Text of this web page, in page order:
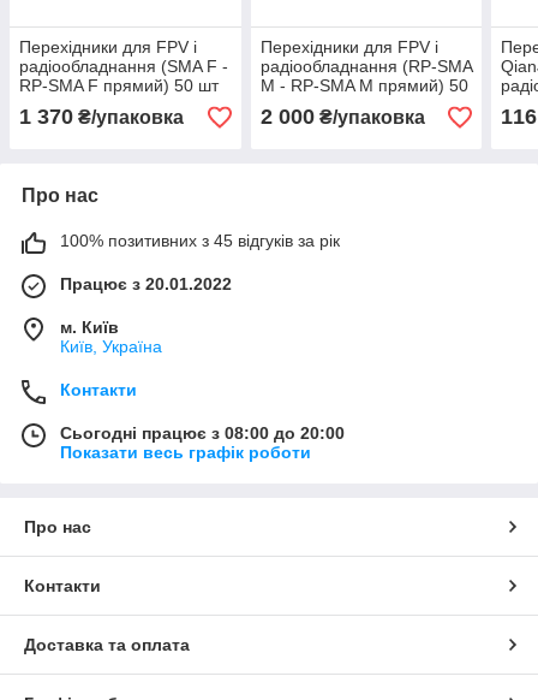
Перехідники для FPV і
радіообладнання (SMA F -
RP-SMA F прямий) 50 шт
1 370 ₴/упаковка
Перехідники для FPV і
радіообладнання (RP-SMA
M - RP-SMA M прямий) 50
2 000₴/упаковка 116
Про нас
100% позитивних з 45 відгуків за рік
Працює з 20.01.2022
м. Київ
Київ, Україна
Контакти
Сьогодні працює з 08:00 до 20:00
Показати весь графік роботи
Про нас
Контакти
Доставка та оплата